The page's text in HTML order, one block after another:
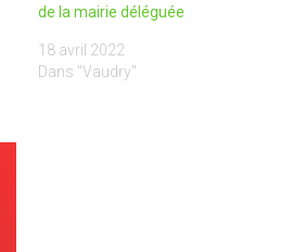
de la mairie déléguée
18 avril 2022
Dans "Vaudry"